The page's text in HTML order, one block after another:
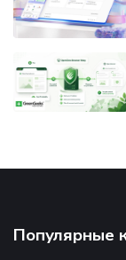
Популярные